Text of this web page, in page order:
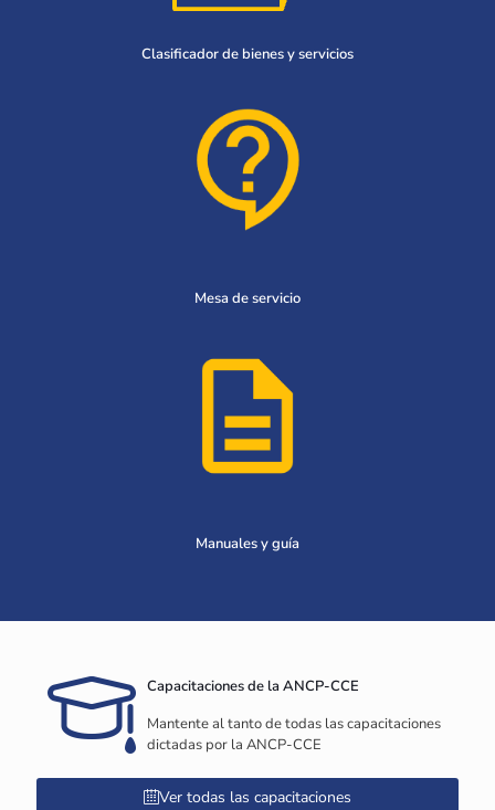
Clasificador de bienes y servicios
Mesa de servicio
Manuales y guía
Capacitaciones de la ANCP-CCE
Mantente al tanto de todas las capacitaciones
dictadas por la ANCP-CCE
Ver todas las capacitaciones